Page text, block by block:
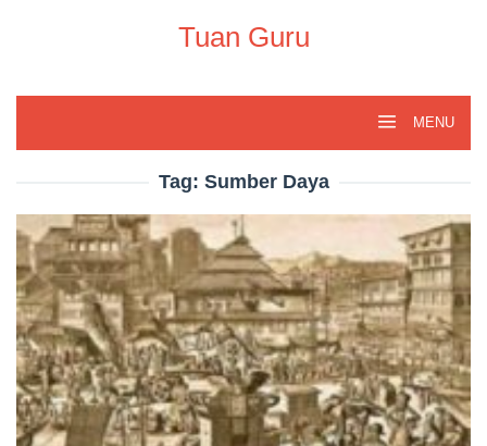
Tuan Guru
MENU
Tag: Sumber Daya